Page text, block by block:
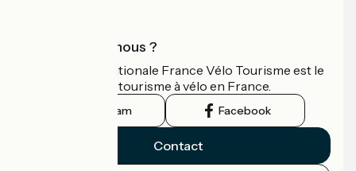
Qui sommes-nous ?
L'association nationale France Vélo Tourisme est le
guide officiel du tourisme à vélo en France.
Instagram Facebook
Contact